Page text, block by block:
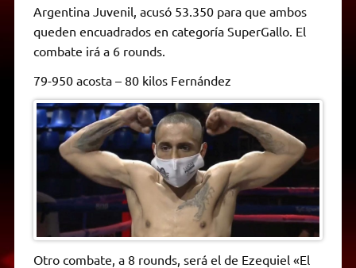
Argentina Juvenil, acusó 53.350 para que ambos
queden encuadrados en categoría SuperGallo. El
combate irá a 6 rounds.
79-950 acosta – 80 kilos Fernández
Otro combate, a 8 rounds, será el de Ezequiel «El